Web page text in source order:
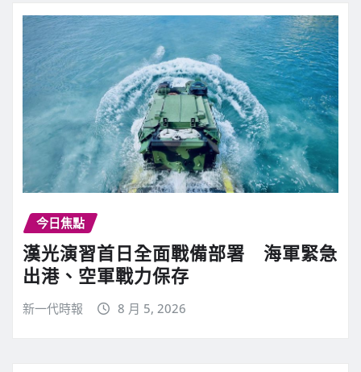
今日焦點
漢光演習首日全面戰備部署 海軍緊急
出港、空軍戰力保存
新一代時報 8 月 5, 2026